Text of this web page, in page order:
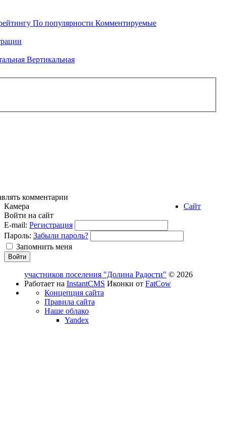
По популярностиКомментируемые
Вертикальная
комментарии
Камера
Войти на сайт
E-mail: Регистрация
Пароль: Забыли пароль?
Запомнить меня
Сайт
участников поселения "Долина Радости" © 2026
Работает на InstantCMS Иконки от FatCow
Концепция сайта
Правила сайта
Наше облако
Yandex